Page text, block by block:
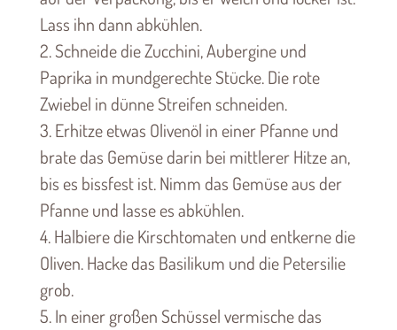
Lass ihn dann abkühlen.
2. Schneide die Zucchini, Aubergine und
Paprika in mundgerechte Stücke. Die rote
Zwiebel in dünne Streifen schneiden.
3. Erhitze etwas Olivenöl in einer Pfanne und
brate das Gemüse darin bei mittlerer Hitze an,
bis es bissfest ist. Nimm das Gemüse aus der
Pfanne und lasse es abkühlen.
4. Halbiere die Kirschtomaten und entkerne die
Oliven. Hacke das Basilikum und die Petersilie
grob.
5. In einer großen Schüssel vermische das